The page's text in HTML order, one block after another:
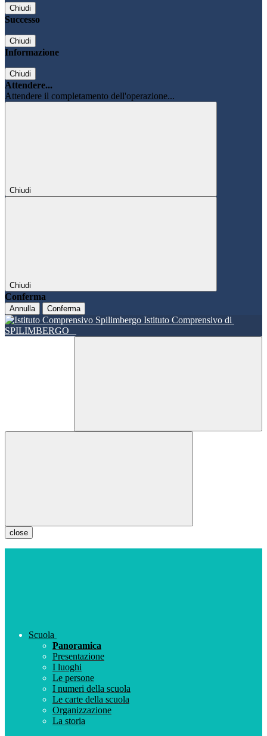
Chiudi
Successo
Chiudi
Informazione
Chiudi
Attendere...
Attendere il completamento dell'operazione...
Chiudi
Chiudi
Conferma
Annulla Conferma
Istituto Comprensivo di
SPILIMBERGO
close
Scuola
Panoramica
Presentazione
I luoghi
Le persone
I numeri della scuola
Le carte della scuola
Organizzazione
La storia